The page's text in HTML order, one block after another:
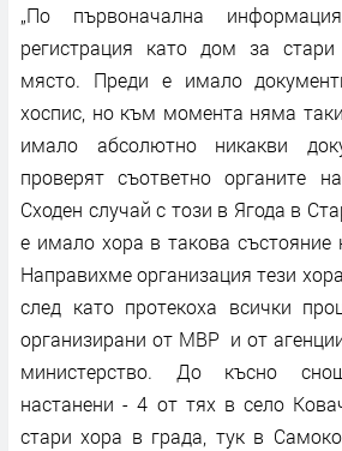
„По първоначална
регистрация като дом за стари
място. Преди е имало
хоспис, но към момента няма
имало абсолютно никакви
проверят съответно органите
Сходен случай с този в Ягода в
е имало хора в такова състояние
Направихме организация тези
след като протекоха всички
организирани от МВР и от
министерство. До късно
настанени - 4 от тях в село
стари хора в града, тук в